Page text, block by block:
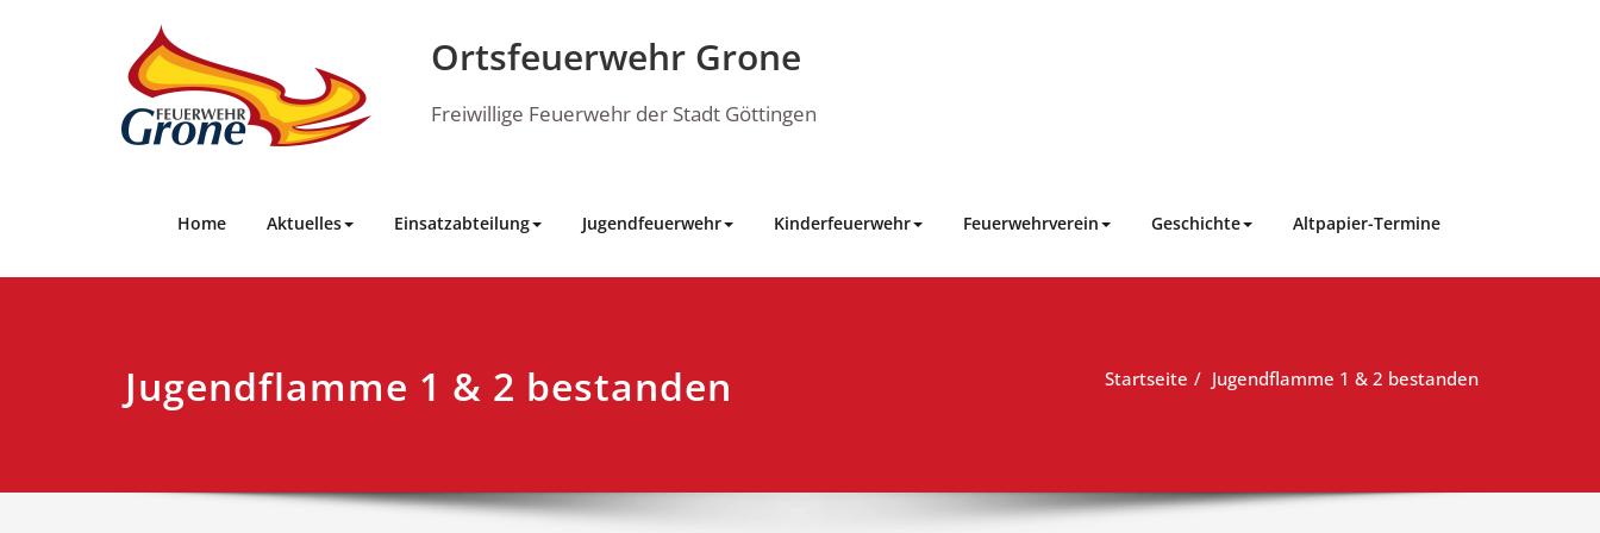
Ortsfeuerwehr Grone
Freiwillige Feuerwehr der Stadt Göttingen
Home Aktuelles Einsatzabteilung Jugendfeuerwehr Kinderfeuerwehr Feuerwehrverein Geschichte Altpapier-Termine
Jugendflamme 1 & 2 bestanden Startseite Jugendflamme 1 & 2 bestanden